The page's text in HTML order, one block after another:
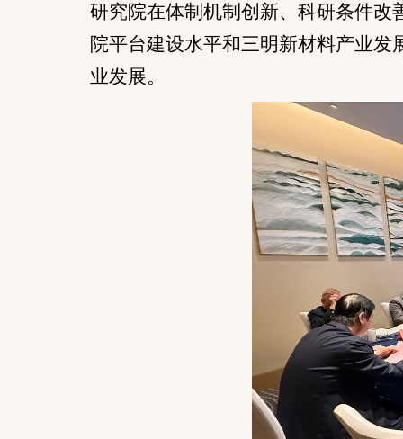
研究院在体制机制创新、科研条件改
院平台建设水平和三明新材料产业发
业发展。